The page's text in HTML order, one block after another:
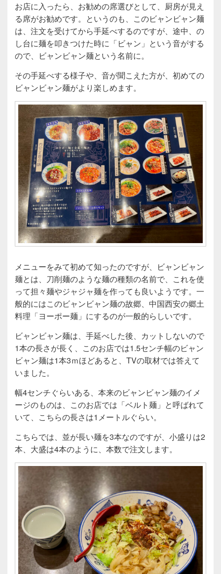
お店に入ったら、お勧めの席選びとして、厨房が見え
る席がお勧めです。というのも、このビャンビャン麺
は、注文を受けてから手延べするのですが、途中、の
し台に麺を叩きつけた時に「ビャン」という音がする
ので、ビャンビャン麺という名前に。
その手延べする様子や、音が聞こえた方が、初めての
ビャンビャン麺がより楽しめます。
メニューをみて初めて知ったのですが、ビャンビャン
麺とは、刀削麺のような麺の種類の名前で、これを使
って担々麺やジャジャ麺を作っても良いようです。一
般的にはこのビャンビャン麺の故郷、中国西安の郷土
料理「ヨーポー麺」にするのが一般的らしいです。
ビャンビャン麺は、手延べした後、カットしないので
1本の長さが長く、このお店では1.5センチ幅のビャン
ビャン麺は1本3ｍほどあると、TVの取材では答えて
いました。
幅4センチぐらいある、本来のビャンビャン麺のイメ
ージのものは、このお店では「ベルト麺」と呼ばれて
いて、こちらの長さは1メートルぐらい。
こちらでは、並が長い麺を3本なのですが、小盛りは2
本、大盛は4本のように、本数で注文します。